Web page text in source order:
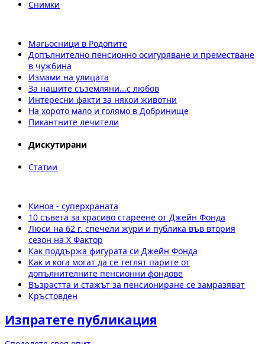
Снимки
Магьосници в Родопите
Допълнително пенсионно осигуряване и преместване
в чужбина
Измами на улицата
За нашите съземляни...с любов
Интересни факти за някои животни
На хорото мало и голямо в Добринище
Пикантните лечители
Дискутирани
Статии
Киноа - суперхраната
10 съвета за красиво стареене от Джейн Фонда
Люси на 62 г. спечели жури и публика във втория
сезон на X Фактор
Как поддържа фигурата си Джейн Фонда
Как и кога могат да се теглят парите от
допълнителните пенсионни фондове
Възрастта и стажът за пенсиониране се замразяват
Кръстовден
Изпратете публикация